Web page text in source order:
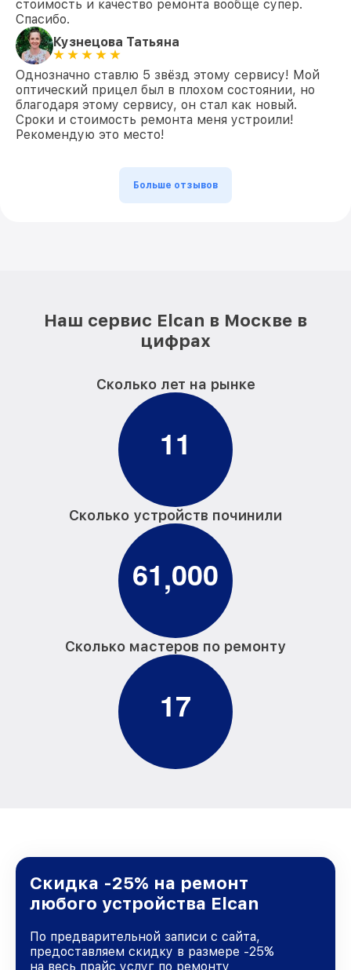
стоимость и качество ремонта вообще супер.
Спасибо.
Кузнецова Татьяна
Однозначно ставлю 5 звёзд этому сервису! Мой
оптический прицел был в плохом состоянии, но
благодаря этому сервису, он стал как новый.
Сроки и стоимость ремонта меня устроили!
Рекомендую это место!
Больше отзывов
Наш сервис Elcan в Москве в
цифрах
Сколько лет на рынке
11
Сколько устройств починили
61,000
Сколько мастеров по ремонту
17
Скидка -25% на ремонт
любого устройства Elcan
По предварительной записи с сайта,
предоставляем скидку в размере -25%
на весь прайс услуг по ремонту